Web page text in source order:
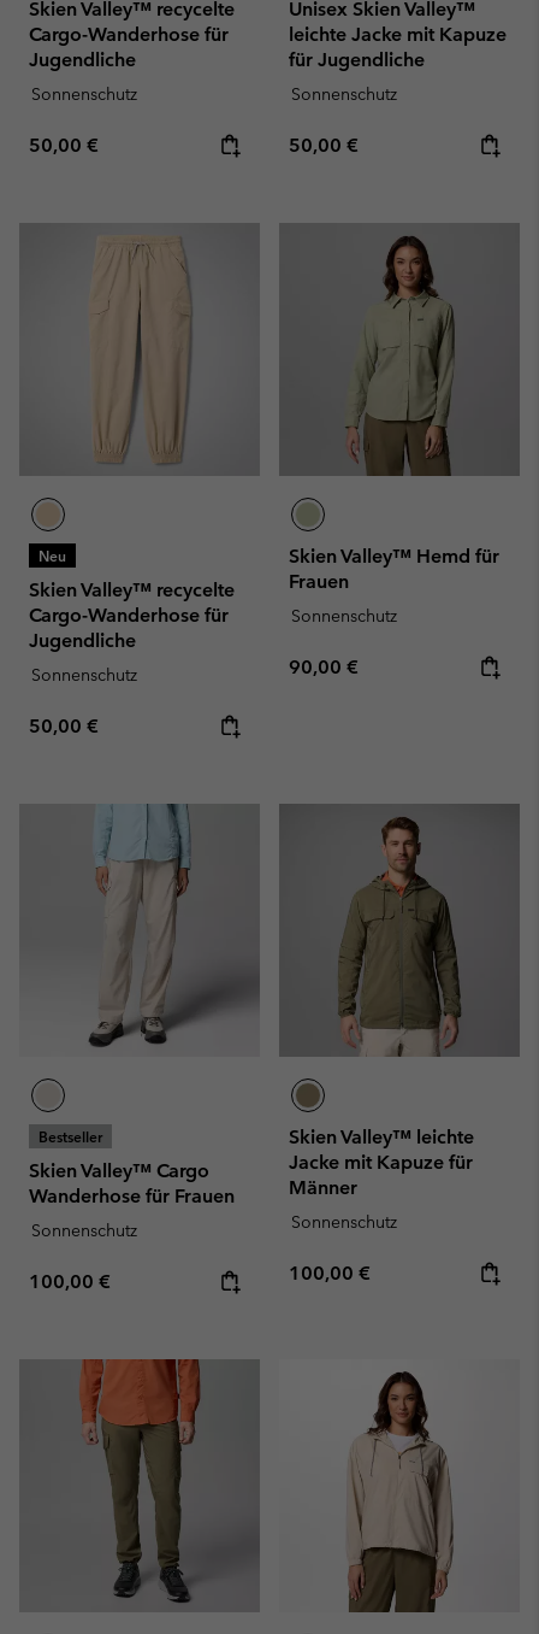
Skien Valley™ recycelte
Cargo-Wanderhose für
Jugendliche
Sonnenschutz
Regular price:
50,00 €
Unisex Skien Valley™
leichte Jacke mit Kapuze
für Jugendliche
Sonnenschutz
Regular price:
50,00 €
Neu
Skien Valley™ recycelte
Cargo-Wanderhose für
Jugendliche
Sonnenschutz
Regular price:
50,00 €
Skien Valley™ Hemd für
Frauen
Sonnenschutz
Regular price:
90,00 €
Bestseller
Skien Valley™ Cargo
Wanderhose für Frauen
Sonnenschutz
Regular price:
100,00 €
Skien Valley™ leichte
Jacke mit Kapuze für
Männer
Sonnenschutz
Regular price:
100,00 €